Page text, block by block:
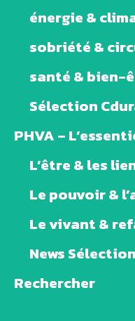
énergie &
sobriété &
santé & bien-
Sélection
PHVA –
L’être & les
Le pouvoir &
Le vivant &
News
Rechercher